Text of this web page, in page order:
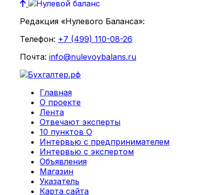
Редакция «Нулевого Баланса»:
Телефон: +7 (499) 110-08-26
Почта: info@nulevoybalans.ru
Главная
О проекте
Лента
Отвечают эксперты
10 пунктов О
Интервью с предпринимателем
Интервью с экспертом
Объявления
Магазин
Указатель
Карта сайта